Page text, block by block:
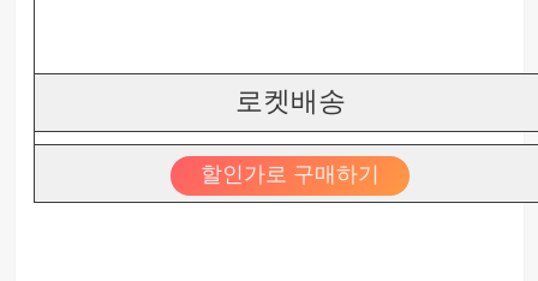
로켓배송
할인가로 구매하기